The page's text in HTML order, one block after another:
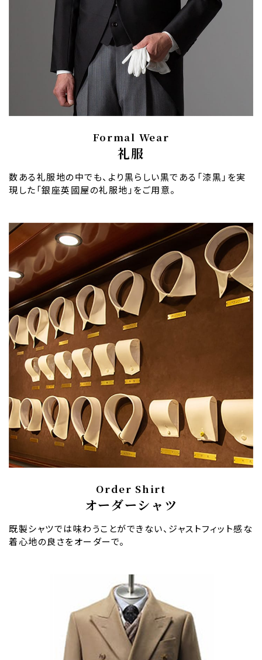
Formal Wear
礼服
数ある礼服地の中でも、より黒らしい黒である「漆黒」を実
現した「銀座英國屋の礼服地」をご用意。
Order Shirt
オーダーシャツ
既製シャツでは味わうことができない、ジャストフィット感な
着心地の良さをオーダーで。